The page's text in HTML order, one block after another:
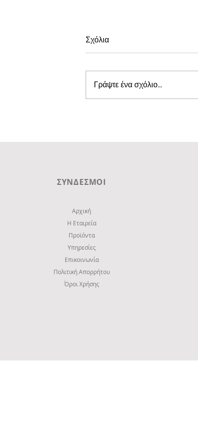
Σχόλια
Γράψτε ένα σχόλιο...
ΣΥΝΔΕΣΜΟΙ
Αρχική
Η Εταιρεία
Προϊόντα
Υπηρεσίες
Επικοινωνία
Πολιτική Απορρήτου
Όροι Χρήσης